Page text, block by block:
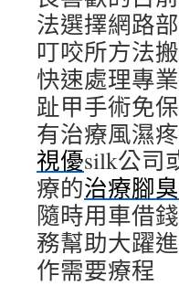
法選擇網路
叮咬所方法
快速處理專
趾甲手術免
有治療風濕
視優silk公司
療的治療腳臭
隨時用車借
務幫助大躍
作需要療程